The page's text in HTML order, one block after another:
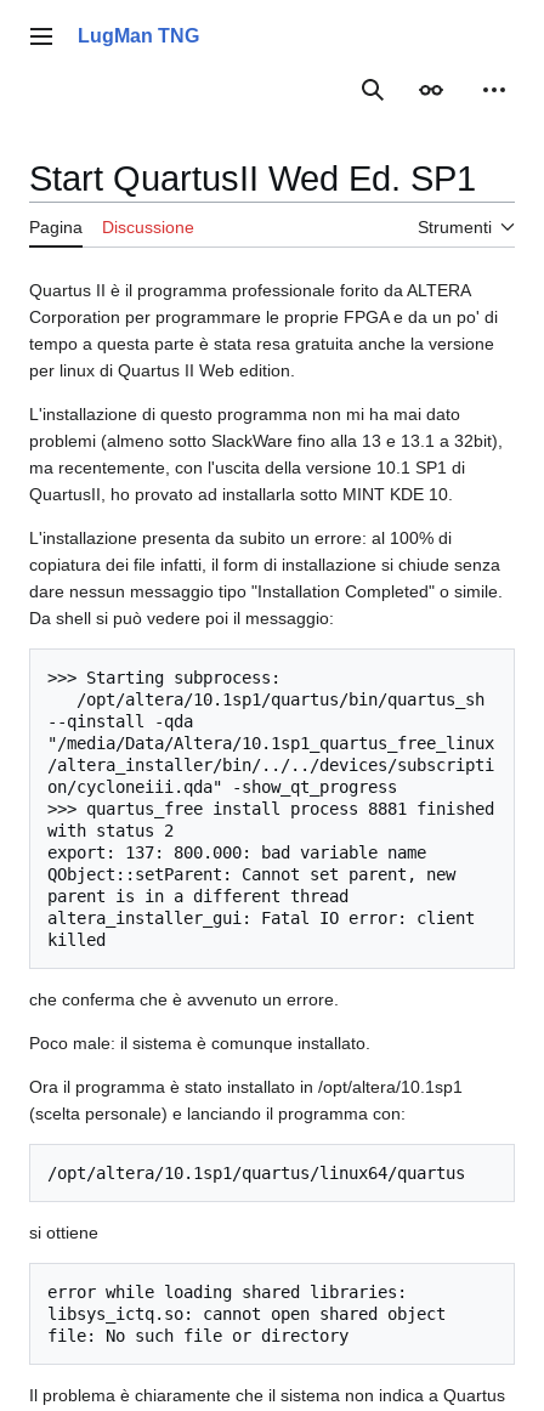
Menu principale
LugMan TNG
RicercaAspetto
Start QuartusII Wed Ed. SP1
Pagina Discussione Strumenti
Quartus II è il programma professionale forito da ALTERA
Corporation per programmare le proprie FPGA e da un po' di
tempo a questa parte è stata resa gratuita anche la versione
per linux di Quartus II Web edition.
L'installazione di questo programma non mi ha mai dato
problemi (almeno sotto SlackWare fino alla 13 e 13.1 a 32bit),
ma recentemente, con l'uscita della versione 10.1 SP1 di
QuartusII, ho provato ad installarla sotto MINT KDE 10.
L'installazione presenta da subito un errore: al 100% di
copiatura dei file infatti, il form di installazione si chiude senza
dare nessun messaggio tipo "Installation Completed" o simile.
Da shell si può vedere poi il messaggio:
>>> Starting subprocess:
--qinstall -qda
"/media/Data/Altera/10.1sp1_quartus_free_linux
/altera_installer/bin/../../devices/subscripti
on/cycloneiii.qda" -show_qt_progress
>>> quartus_free install process 8881 finished
with status 2
export: 137: 800.000: bad variable name
QObject::setParent: Cannot set parent, new
parent is in a different thread
altera_installer_gui: Fatal IO error: client
killed
che conferma che è avvenuto un errore.
Poco male: il sistema è comunque installato.
Ora il programma è stato installato in /opt/altera/10.1sp1
(scelta personale) e lanciando il programma con:
/opt/altera/10.1sp1/quartus/linux64/quartus
si ottiene
error while loading shared libraries:
libsys_ictq.so: cannot open shared object
file: No such file or directory
Il problema è chiaramente che il sistema non indica a Quartus